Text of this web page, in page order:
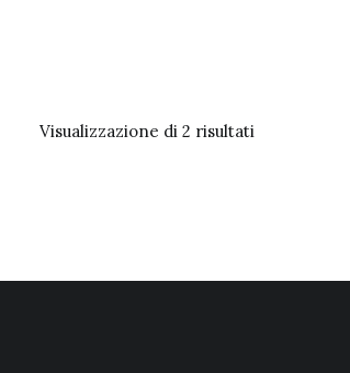
Visualizzazione di 2 risultati